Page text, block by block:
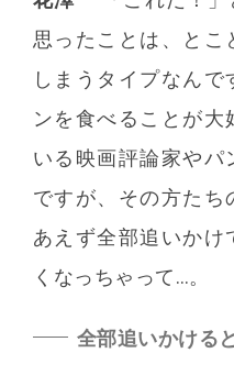
思ったことは、とこ
しまうタイプなん
ンを食べることが大
いる映画評論家やパ
ですが、その方たち
あえず全部追いかけ
くなっちゃって…。
全部追いかける